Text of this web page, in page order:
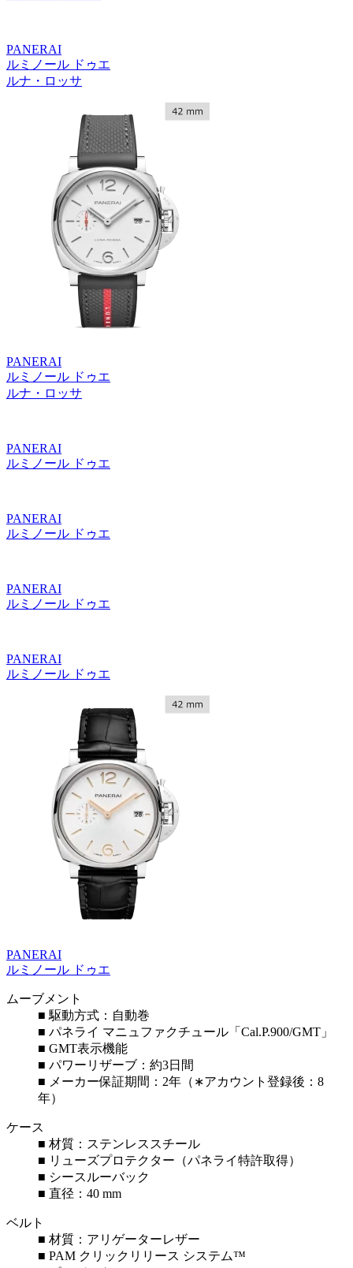
PANERAI
ルミノール ドゥエ
ルナ・ロッサ
PANERAI
ルミノール ドゥエ
ルナ・ロッサ
PANERAI
ルミノール ドゥエ
PANERAI
ルミノール ドゥエ
PANERAI
ルミノール ドゥエ
PANERAI
ルミノール ドゥエ
PANERAI
ルミノール ドゥエ
ムーブメント
■ 駆動方式：自動巻
■ パネライ マニュファクチュール「Cal.P.900/GMT」
■ GMT表示機能
■ パワーリザーブ：約3日間
■ メーカー保証期間：2年（∗アカウント登録後：8
年）
ケース
■ 材質：ステンレススチール
■ リューズプロテクター（パネライ特許取得）
■ シースルーバック
■ 直径：40 mm
ベルト
■ 材質：アリゲーターレザー
■ PAM クリックリリース システム™